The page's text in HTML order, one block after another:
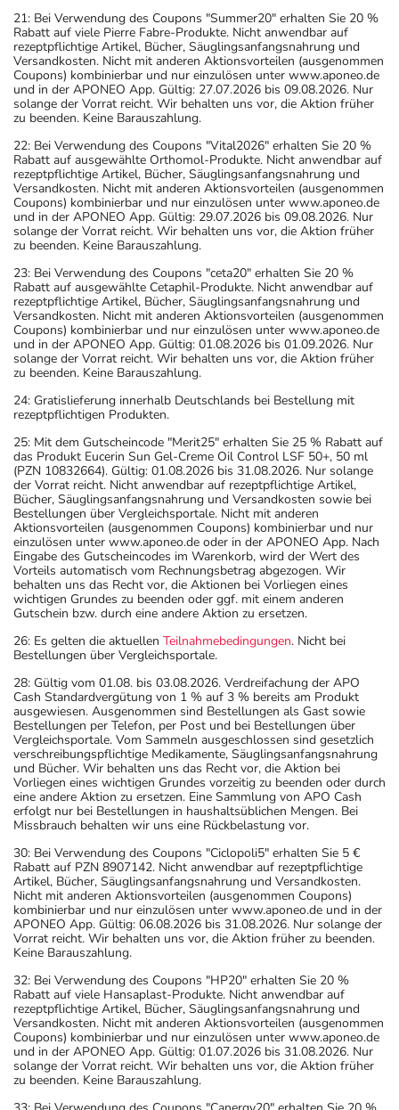
21: Bei Verwendung des Coupons "Summer20" erhalten Sie 20 %
Rabatt auf viele Pierre Fabre-Produkte. Nicht anwendbar auf
rezeptpflichtige Artikel, Bücher, Säuglingsanfangsnahrung und
Versandkosten. Nicht mit anderen Aktionsvorteilen (ausgenommen
Coupons) kombinierbar und nur einzulösen unter www.aponeo.de
und in der APONEO App. Gültig: 27.07.2026 bis 09.08.2026. Nur
solange der Vorrat reicht. Wir behalten uns vor, die Aktion früher
zu beenden. Keine Barauszahlung.
22: Bei Verwendung des Coupons "Vital2026" erhalten Sie 20 %
Rabatt auf ausgewählte Orthomol-Produkte. Nicht anwendbar auf
rezeptpflichtige Artikel, Bücher, Säuglingsanfangsnahrung und
Versandkosten. Nicht mit anderen Aktionsvorteilen (ausgenommen
Coupons) kombinierbar und nur einzulösen unter www.aponeo.de
und in der APONEO App. Gültig: 29.07.2026 bis 09.08.2026. Nur
solange der Vorrat reicht. Wir behalten uns vor, die Aktion früher
zu beenden. Keine Barauszahlung.
23: Bei Verwendung des Coupons "ceta20" erhalten Sie 20 %
Rabatt auf ausgewählte Cetaphil-Produkte. Nicht anwendbar auf
rezeptpflichtige Artikel, Bücher, Säuglingsanfangsnahrung und
Versandkosten. Nicht mit anderen Aktionsvorteilen (ausgenommen
Coupons) kombinierbar und nur einzulösen unter www.aponeo.de
und in der APONEO App. Gültig: 01.08.2026 bis 01.09.2026. Nur
solange der Vorrat reicht. Wir behalten uns vor, die Aktion früher
zu beenden. Keine Barauszahlung.
24: Gratislieferung innerhalb Deutschlands bei Bestellung mit
rezeptpflichtigen Produkten.
25: Mit dem Gutscheincode "Merit25" erhalten Sie 25 % Rabatt auf
das Produkt Eucerin Sun Gel-Creme Oil Control LSF 50+, 50 ml
(PZN 10832664). Gültig: 01.08.2026 bis 31.08.2026. Nur solange
der Vorrat reicht. Nicht anwendbar auf rezeptpflichtige Artikel,
Bücher, Säuglingsanfangsnahrung und Versandkosten sowie bei
Bestellungen über Vergleichsportale. Nicht mit anderen
Aktionsvorteilen (ausgenommen Coupons) kombinierbar und nur
einzulösen unter www.aponeo.de oder in der APONEO App. Nach
Eingabe des Gutscheincodes im Warenkorb, wird der Wert des
Vorteils automatisch vom Rechnungsbetrag abgezogen. Wir
behalten uns das Recht vor, die Aktionen bei Vorliegen eines
wichtigen Grundes zu beenden oder ggf. mit einem anderen
Gutschein bzw. durch eine andere Aktion zu ersetzen.
26: Es gelten die aktuellen Teilnahmebedingungen. Nicht bei
Bestellungen über Vergleichsportale.
28: Gültig vom 01.08. bis 03.08.2026. Verdreifachung der APO
Cash Standardvergütung von 1 % auf 3 % bereits am Produkt
ausgewiesen. Ausgenommen sind Bestellungen als Gast sowie
Bestellungen per Telefon, per Post und bei Bestellungen über
Vergleichsportale. Vom Sammeln ausgeschlossen sind gesetzlich
verschreibungspflichtige Medikamente, Säuglingsanfangsnahrung
und Bücher. Wir behalten uns das Recht vor, die Aktion bei
Vorliegen eines wichtigen Grundes vorzeitig zu beenden oder durch
eine andere Aktion zu ersetzen. Eine Sammlung von APO Cash
erfolgt nur bei Bestellungen in haushaltsüblichen Mengen. Bei
Missbrauch behalten wir uns eine Rückbelastung vor.
30: Bei Verwendung des Coupons "Ciclopoli5" erhalten Sie 5 €
Rabatt auf PZN 8907142. Nicht anwendbar auf rezeptpflichtige
Artikel, Bücher, Säuglingsanfangsnahrung und Versandkosten.
Nicht mit anderen Aktionsvorteilen (ausgenommen Coupons)
kombinierbar und nur einzulösen unter www.aponeo.de und in der
APONEO App. Gültig: 06.08.2026 bis 31.08.2026. Nur solange der
Vorrat reicht. Wir behalten uns vor, die Aktion früher zu beenden.
Keine Barauszahlung.
32: Bei Verwendung des Coupons "HP20" erhalten Sie 20 %
Rabatt auf viele Hansaplast-Produkte. Nicht anwendbar auf
rezeptpflichtige Artikel, Bücher, Säuglingsanfangsnahrung und
Versandkosten. Nicht mit anderen Aktionsvorteilen (ausgenommen
Coupons) kombinierbar und nur einzulösen unter www.aponeo.de
und in der APONEO App. Gültig: 01.07.2026 bis 31.08.2026. Nur
solange der Vorrat reicht. Wir behalten uns vor, die Aktion früher
zu beenden. Keine Barauszahlung.